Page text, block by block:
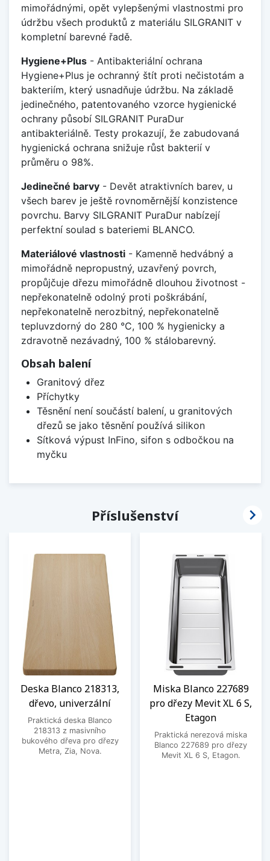
mimořádnými, opět vylepšenými vlastnostmi pro
údržbu všech produktů z materiálu SILGRANIT v
kompletní barevné řadě.
Hygiene+Plus - Antibakteriální ochrana
Hygiene+Plus je ochranný štít proti nečistotám a
bakteriím, který usnadňuje údržbu. Na základě
jedinečného, patentovaného vzorce hygienické
ochrany působí SILGRANIT PuraDur
antibakteriálně. Testy prokazují, že zabudovaná
hygienická ochrana snižuje růst bakterií v
průměru o 98%.
Jedinečné barvy - Devět atraktivních barev, u
všech barev je ještě rovnoměrnější konzistence
povrchu. Barvy SILGRANIT PuraDur nabízejí
perfektní soulad s bateriemi BLANCO.
Materiálové vlastnosti - Kamenně hedvábný a
mimořádně nepropustný, uzavřený povrch,
propůjčuje dřezu mimořádně dlouhou životnost -
nepřekonatelně odolný proti poškrábání,
nepřekonatelně nerozbitný, nepřekonatelně
tepluvzdorný do 280 °C, 100 % hygienicky a
zdravotně nezávadný, 100 % stálobarevný.
Obsah balení
Granitový dřez
Příchytky
Těsnění není součástí balení, u granitových
dřezů se jako těsnění používá silikon
Sítková výpust InFino, sifon s odbočkou na
myčku
Příslušenství
Deska Blanco 218313,
dřevo, univerzální
Praktická deska Blanco
218313 z masivního
bukového dřeva pro dřezy
Metra, Zia, Nova.
Miska Blanco 227689
pro dřezy Mevit XL 6 S,
Etagon
Praktická nerezová miska
Blanco 227689 pro dřezy
Mevit XL 6 S, Etagon.
